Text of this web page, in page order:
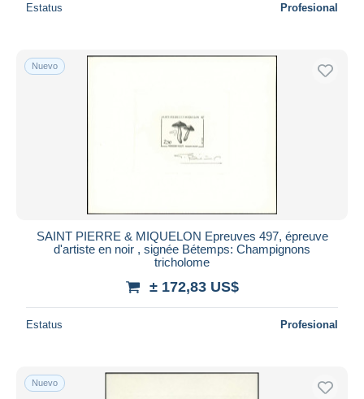
Estatus Profesional
Nuevo
SAINT PIERRE & MIQUELON Epreuves 497, épreuve
d'artiste en noir , signée Bétemps: Champignons
tricholome
± 172,83 US$
Estatus Profesional
Nuevo